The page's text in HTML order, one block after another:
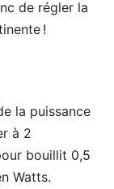
de régler la
!
la puissance
à 2
bouillit 0,5
Watts.